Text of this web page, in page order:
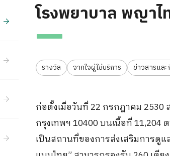
นโยบายการคืนเงิน
ขอประวัติการรักษา
ข่
ร่ว
โรงพยาบาล พญาไ
รางวัล จากใจผู้ใช้บริการ ข่าวสารและ
ก่อตั้งเมื่อวันที่ 22 กรกฎาคม 2530
กรุงเทพฯ 10400 บนเนื้อที่ 11,204
เป็นสถานที่ของการส่งเสริมการ